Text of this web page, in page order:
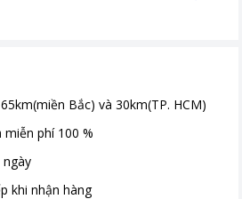
65km(miền Bắc) và 30km(TP. HCM)
miễn phí 100 %
ngày
khi nhận hàng